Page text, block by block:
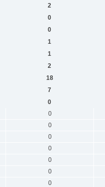
2
0
0
1
1
2
18
7
0
0
0
0
0
0
0
0